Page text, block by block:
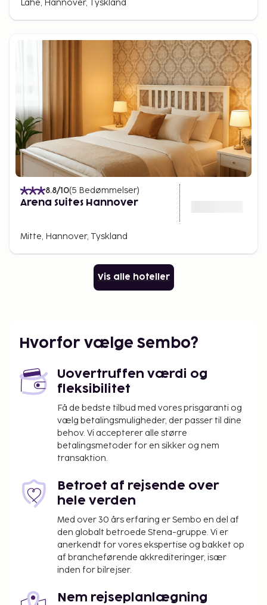
Lahe, Hannover, Tyskland
8.8/10(5 Bedømmelser)
Arena Suites Hannover
Mitte, Hannover, Tyskland
Vis alle hoteller
Hvorfor vælge Sembo?
Uovertruffen værdi og
fleksibilitet
Få de bedste tilbud med vores prisgaranti og
vælg betalingsmuligheder, der passer til dine
behov. Vi accepterer alle større
betalingsmetoder for en sikker og nem
transaktion.
Betroet af rejsende over
hele verden
Med over 30 års erfaring er Sembo en del af
den globalt betroede Stena-gruppe. Vi er
anerkendt for vores ekspertise og bakket op
af brancheførende akkrediteringer, især
inden for bilrejser.
Nem rejseplanlægning